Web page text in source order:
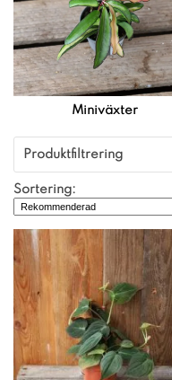
Miniväxter
Produktfiltrering
Sortering: